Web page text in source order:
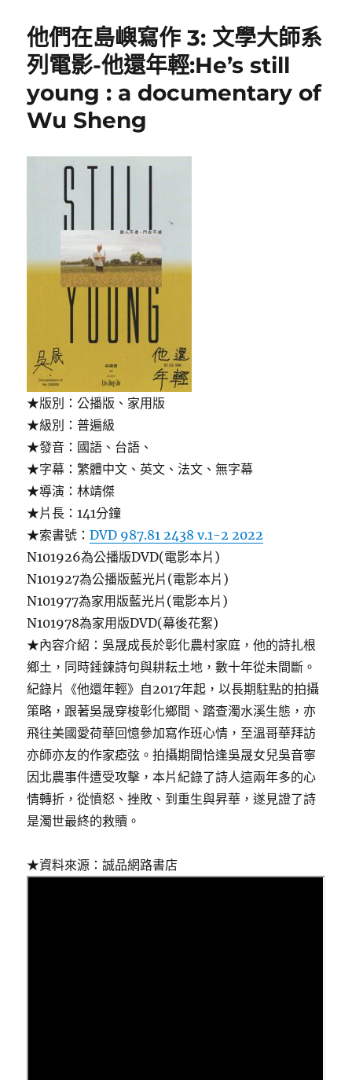
Plurality〉
他們在島嶼寫作 3: 文學大師系
列電影-他還年輕:He’s still
young : a documentary of
Wu Sheng
★版別：公播版、家用版
★級別：普遍級
★發音：國語、台語、
★字幕：繁體中文、英文、法文、無字幕
★導演：林靖傑
★片長：141分鐘
★索書號：DVD 987.81 2438 v.1-2 2022
N101926為公播版DVD(電影本片)
N101927為公播版藍光片(電影本片)
N101977為家用版藍光片(電影本片)
N101978為家用版DVD(幕後花絮)
★內容介紹：吳晟成長於彰化農村家庭，他的詩扎根
鄉土，同時錘鍊詩句與耕耘土地，數十年從未間斷。
紀錄片《他還年輕》自2017年起，以長期駐點的拍攝
策略，跟著吳晟穿梭彰化鄉間、踏查濁水溪生態，亦
飛往美國愛荷華回憶參加寫作班心情，至溫哥華拜訪
亦師亦友的作家瘂弦。拍攝期間恰逢吳晟女兒吳音寧
因北農事件遭受攻擊，本片紀錄了詩人這兩年多的心
情轉折，從憤怒、挫敗、到重生與昇華，遂見證了詩
是濁世最終的救贖。
★資料來源：誠品網路書店